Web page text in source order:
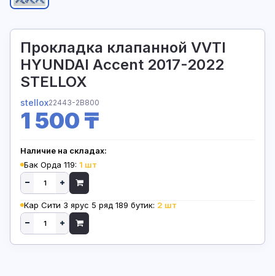
Прокладка клапанной VVTI
HYUNDAI Accent 2017-2022
STELLOX
stellox22443-2B800
1 500 ₸
Наличие на складах:
Бак Орда 119: 1 шт
Кар Сити 3 ярус 5 ряд 189 бутик: 2 шт